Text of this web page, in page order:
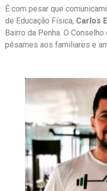
É com pesar que
de Educação Física, Carlos
Bairro da Penha. O
pêsames aos familiares e